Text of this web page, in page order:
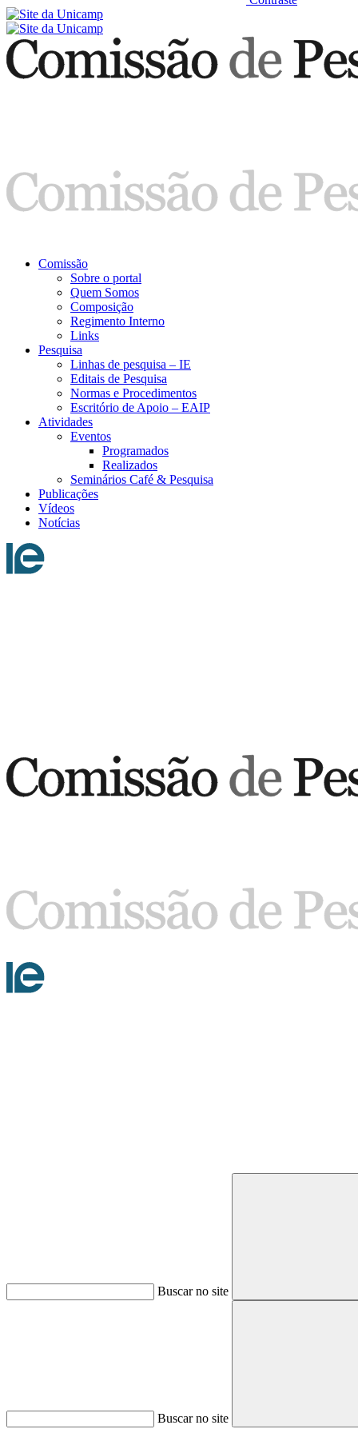
Comissão
Sobre o portal
Quem Somos
Composição
Regimento Interno
Links
Pesquisa
Linhas de pesquisa – IE
Editais de Pesquisa
Normas e Procedimentos
Escritório de Apoio – EAIP
Atividades
Eventos
Programados
Realizados
Seminários Café & Pesquisa
Publicações
Vídeos
Notícias
Buscar no site
Buscar no site